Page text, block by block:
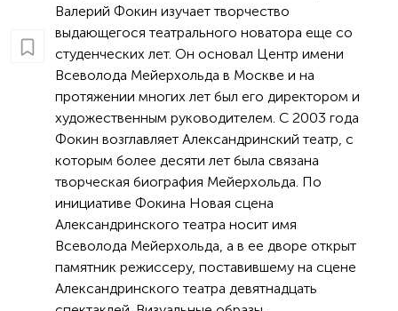
Валерий Фокин изучает творчество
выдающегося театрального новатора еще со
студенческих лет. Он основал Центр имени
Всеволода Мейерхольда в Москве и на
протяжении многих лет был его директором и
художественным руководителем. С 2003 года
Фокин возглавляет Александринский театр, с
которым более десяти лет была связана
творческая биография Мейерхольда. По
инициативе Фокина Новая сцена
Александринского театра носит имя
Всеволода Мейерхольда, а в ее дворе открыт
памятник режиссеру, поставившему на сцене
Александринского театра девятнадцать